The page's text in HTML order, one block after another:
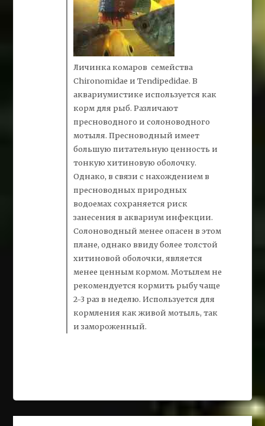
Личинка комаров семейства
Chironomidae и Tendipedidae. В
аквариумистике используется как
корм для рыб. Различают
пресноводного и солоноводного
мотыля. Пресноводный имеет
большую питательную ценность и
тонкую хитиновую оболочку.
Однако, в связи с нахождением в
пресноводных природных
водоемах сохраняется риск
занесения в аквариум инфекции.
Солоноводный менее опасен в этом
плане, однако ввиду более толстой
хитиновой оболочки, является
менее ценным кормом. Мотылем не
рекомендуется кормить рыбу чаще
2-3 раз в неделю. Используется для
кормления как живой мотыль, так
и замороженный.